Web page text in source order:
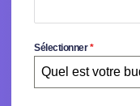
Sélectionner*
Quel est votre